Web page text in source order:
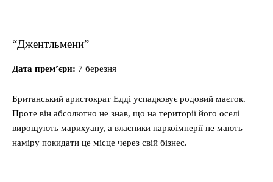
“Джентльмени”
Дата прем’єри: 7 березня
Британський аристократ Едді успадковує родовий маєток.
Проте він абсолютно не знав, що на території його оселі
вирощують марихуану, а власники наркоімперії не мають
наміру покидати це місце через свій бізнес.